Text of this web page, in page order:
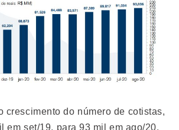
crescimento do número de cotistas,
em set/19, para 93 mil em ago/20.